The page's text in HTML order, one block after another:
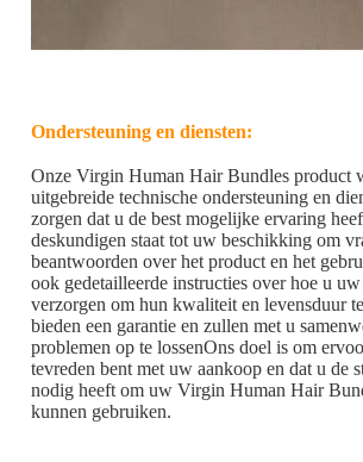
Ondersteuning en diensten:
Onze Virgin Human Hair Bundles product
uitgebreide technische ondersteuning en
zorgen dat u de best mogelijke ervaring
deskundigen staat tot uw beschikking om
beantwoorden over het product en het
ook gedetailleerde instructies over hoe u
verzorgen om hun kwaliteit en levensduur
bieden een garantie en zullen met u
problemen op te lossenOns doel is om
tevreden bent met uw aankoop en dat u de
nodig heeft om uw Virgin Human Hair
kunnen gebruiken.